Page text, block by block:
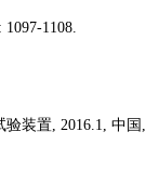
1097-1108.
验装置, 2016.1, 中国 ,